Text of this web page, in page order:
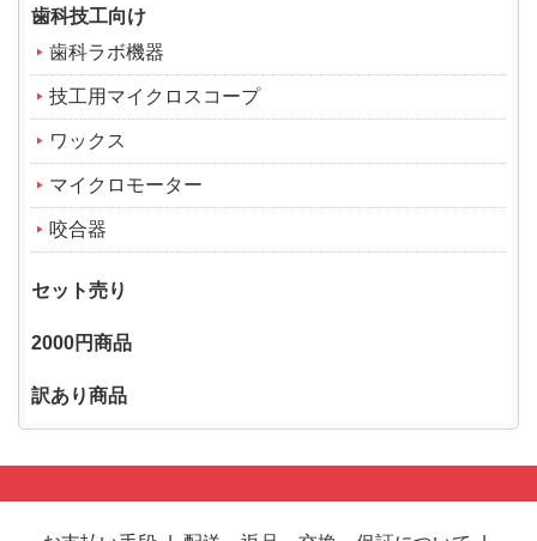
歯科技工向け
歯科ラボ機器
技工用マイクロスコープ
ワックス
マイクロモーター
咬合器
セット売り
2000円商品
訳あり商品